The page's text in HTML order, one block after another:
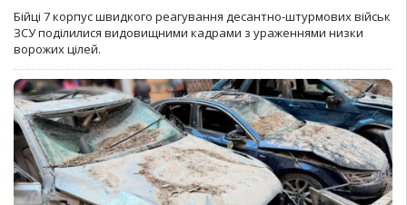
Бійці 7 корпус швидкого реагування десантно-штурмових військ
ЗСУ поділилися видовищними кадрами з ураженнями низки
ворожих цілей.